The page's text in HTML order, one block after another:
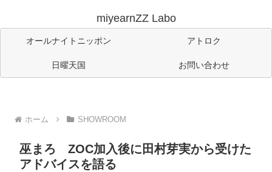
miyearnZZ Labo
オールナイトニッポン アトロク
日曜天国 お問い合わせ
ホーム SHOWROOM
巫まろ ZOC加入後に田村芽実から受けた
アドバイスを語る